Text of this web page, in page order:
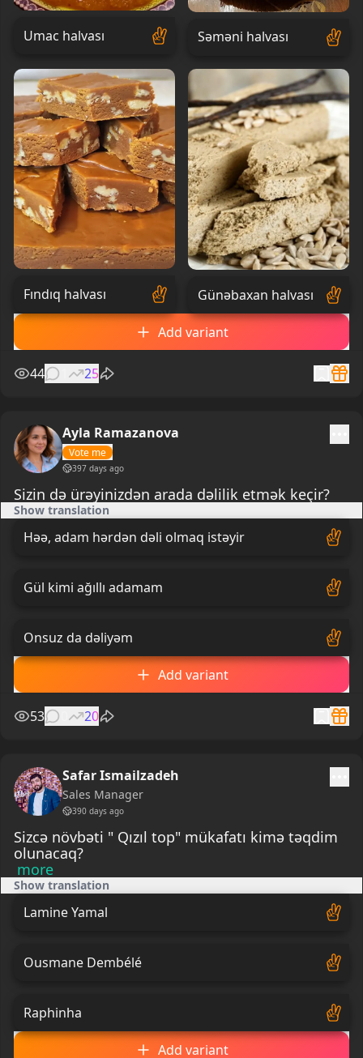
Umac halvası Səməni halvası
Fındıq halvası Günəbaxan halvası
Add variant
44 25
Ayla Ramazanova
Vote me
397 days ago
Sizin də ürəyinizdən arada dəlilik etmək keçir?
Show translation
Həə, adam hərdən dəli olmaq istəyir
Gül kimi ağıllı adamam
Onsuz da dəliyəm
Add variant
53 20
Safar Ismailzadeh
Sales Manager
390 days ago
Sizcə növbəti " Qızıl top" mükafatı kimə təqdim
more
Show translation
Lamine Yamal
Ousmane Dembélé
Raphinha
Add variant